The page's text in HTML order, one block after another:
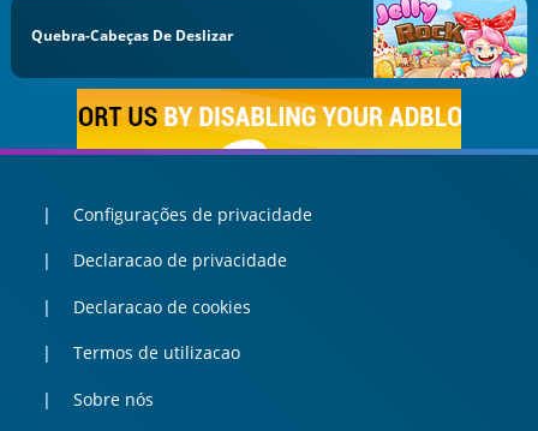
Quebra-Cabeças De Deslizar
Configurações de privacidade
Declaracao de privacidade
Declaracao de cookies
Termos de utilizacao
Sobre nós